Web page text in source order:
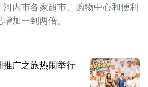
内市各家超市、购物中心和便利
加一到两倍。
广之旅热闹举行